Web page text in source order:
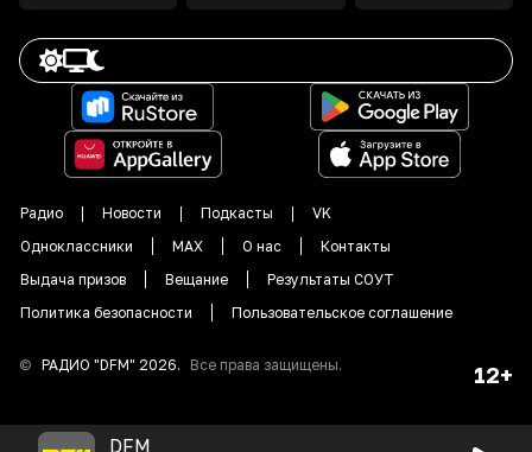
Радио Новости Подкасты
VK
Одноклассники
MAX О нас
Контакты
Выдача призов
Вещание
Результаты СОУТ
Политика безопасности
Пользовательское соглашение
© РАДИО "DFM" 2026. Все права защищены. 12+
DFM